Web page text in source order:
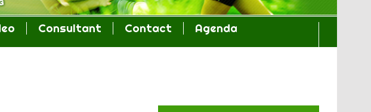
Consultant Contact
Agenda